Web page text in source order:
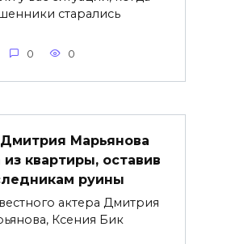
старались
0 0
Марьянова
квартиры, оставив
руины
актера Дмитрия
Ксения Бик